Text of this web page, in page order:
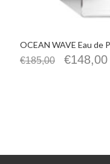
OCEAN WAVE Eau de
€185,00 €148,00